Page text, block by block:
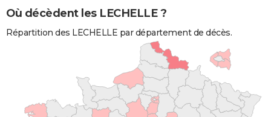
Où décèdent les LECHELLE ?
Répartition des LECHELLE par département de décès.